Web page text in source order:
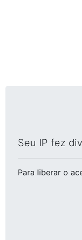
Seu IP fez
Para liberar o